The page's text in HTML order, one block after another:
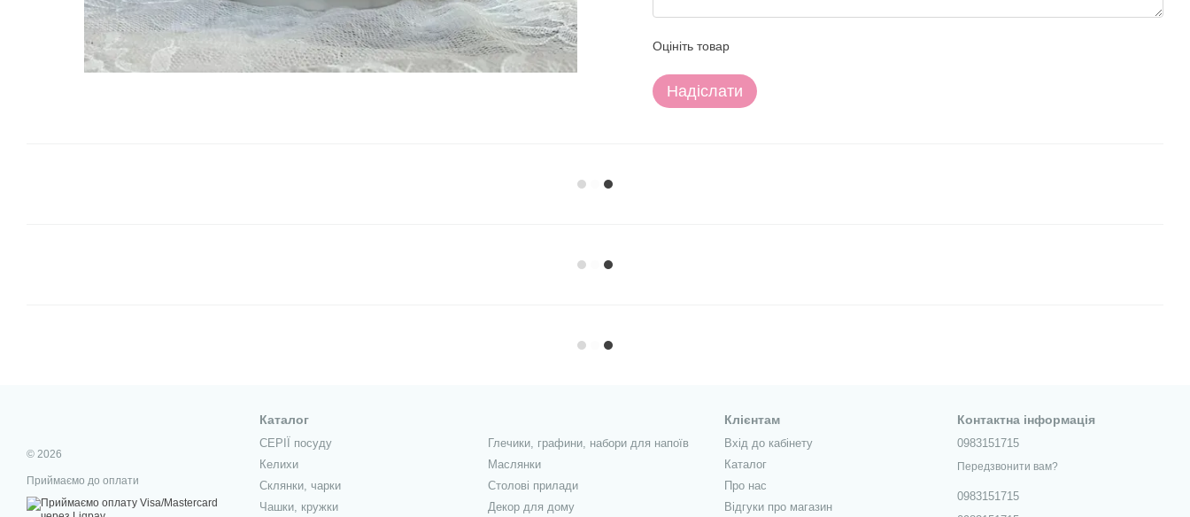
Оцініть товар
Надіслати
© 2026
Приймаємо до оплати
Каталог
СЕРІЇ посуду
Келихи
Склянки, чарки
Чашки, кружки
Глечики, графини, набори для напоїв
Маслянки
Столові прилади
Декор для дому
Клієнтам
Вхід до кабінету
Каталог
Про нас
Відгуки про магазин
Контактна інформація
0983151715
Передзвонити вам?
0983151715